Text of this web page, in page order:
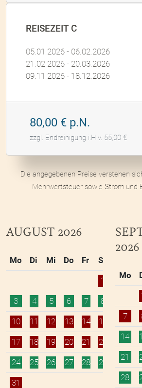
REISEZEIT C
05.01.2026 - 06.02.2026
21.02.2026 - 20.03.2026
09.11.2026 - 18.12.2026
80,00 € p.N.
zzgl. Endreinigung i.H.v. 55,00 €
Die angegebenen Preise verstehen
Mehrwertsteuer sowie Strom und
AUGUST 2026
Mo Di Mi Do Fr Sa
1 2
3 4 5 6 7 8
10 11 12 13 14 15 16
17 18 19 20 21 22 23
24 25 26 27 28 29 30
31
2026
Mo
7
14
21
28